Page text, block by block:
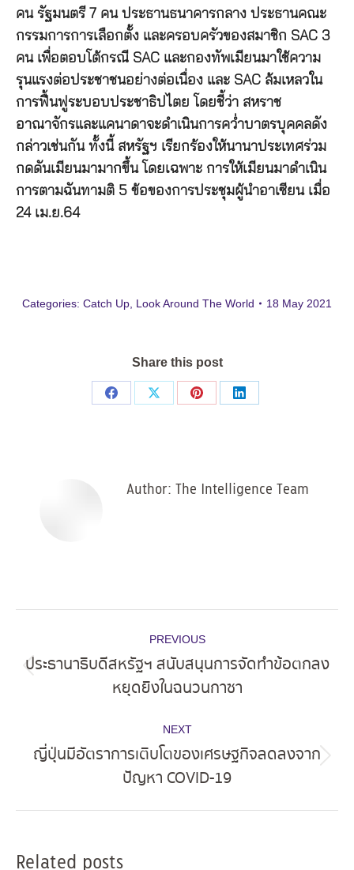
คน รัฐมนตรี 7 คน ประธานธนาคารกลาง ประธานคณะ
กรรมการการเลือกตั้ง และครอบครัวของสมาชิก SAC 3
คน เพื่อตอบโต้กรณี SAC และกองทัพเมียนมาใช้ความ
รุนแรงต่อประชาชนอย่างต่อเนื่อง และ SAC ล้มเหลวใน
การฟื้นฟูระบอบประชาธิปไตย โดยชี้ว่า สหราช
อาณาจักรและแคนาดาจะดำเนินการคว่ำบาตรบุคคลดัง
กล่าวเช่นกัน ทั้งนี้ สหรัฐฯ เรียกร้องให้นานาประเทศร่วม
กดดันเมียนมามากขึ้น โดยเฉพาะ การให้เมียนมาดำเนิน
การตามฉันทามติ 5 ข้อของการประชุมผู้นำอาเซียน เมื่อ
24 เม.ย.64
Categories: Catch Up Look Around The World 18 May 2021
Share this post
Share
Share
Share
Share
Author: The Intelligence Team
navigation
PREVIOUS
Previous
post:
ประธานาธิบดีสหรัฐฯ สนับสนุนการจัดทำข้อตกลง
หยุดยิงในฉนวนกาซา
NEXT
post:
ญี่ปุ่นมีอัตราการเติบโตของเศรษฐกิจลดลงจาก
ปัญหา COVID-19
Related posts